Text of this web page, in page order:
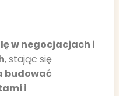
w negocjacjach i
, stając się
budować
i